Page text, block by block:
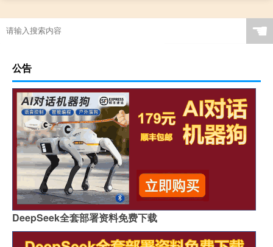
☚
公告
DeepSeek全套部署资料免费下载